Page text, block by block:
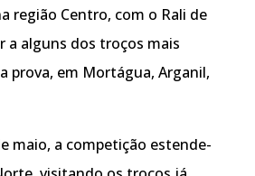
região Centro, com o Rali de
a alguns dos troços mais
prova, em Mortágua, Arganil,
maio, a competição estende-